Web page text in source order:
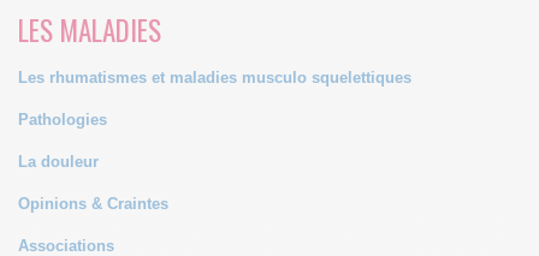
LES MALADIES
Les rhumatismes et maladies musculo squelettiques
Pathologies
La douleur
Opinions & Craintes
Associations